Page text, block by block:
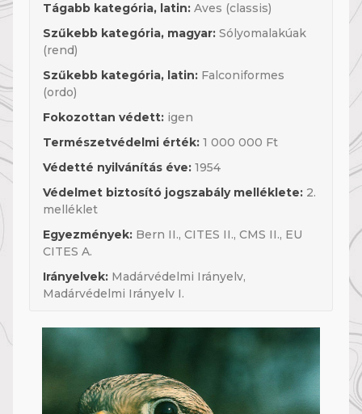
Tágabb kategória, latin: Aves (classis)
Szűkebb kategória, magyar: Sólyomalakúak
(rend)
Szűkebb kategória, latin: Falconiformes
(ordo)
Fokozottan védett: igen
Természetvédelmi érték: 1 000 000 Ft
Védetté nyilvánítás éve: 1954
Védelmet biztosító jogszabály melléklete: 2.
melléklet
Egyezmények: Bern II., CITES II., CMS II., EU
CITES A.
Irányelvek: Madárvédelmi Irányelv,
Madárvédelmi Irányelv I.